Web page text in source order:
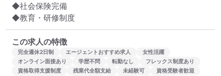
◆社会保険完備
◆教育・研修制度
この求人の特徴
完全週休2日制 エージェントおすすめ求人
女性活躍
オンライン面接あり
学歴不問 転勤なし
フレックス制度あり
資格取得支援制度
残業代全額支給 未経験可
資格受験者歓迎